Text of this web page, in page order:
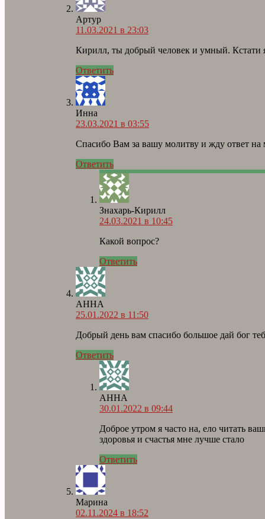
Артур
11.03.2021 в 23:03
Кирилл, ты добрый человек и умный. Кстати
Ответить
Инна
23.03.2021 в 03:55
Спасибо Вам за вашу молитву и жду ответ на
Ответить
Знахарь-Кирилл
24.03.2021 в 10:45
Какой вопрос?
Ответить
АННА
25.01.2022 в 11:50
Добрый день вам спасибо большое дай бог
Ответить
АННА
30.01.2022 в 09:44
Доброе утром я часто на, ело читать
здоровья и счастья мне лучше стало
Ответить
Марина
02.11.2024 в 18:52